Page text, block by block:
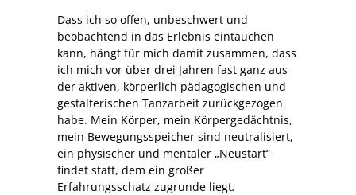
Dass ich so offen, unbeschwert und
beobachtend in das Erlebnis eintauchen
kann, hängt für mich damit zusammen, dass
ich mich vor über drei Jahren fast ganz aus
der aktiven, körperlich pädagogischen und
gestalterischen Tanzarbeit zurückgezogen
habe. Mein Körper, mein Körpergedächtnis,
mein Bewegungsspeicher sind neutralisiert,
ein physischer und mentaler „Neustart“
findet statt, dem ein großer
Erfahrungsschatz zugrunde liegt.